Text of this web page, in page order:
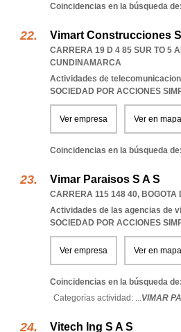
Coincidencias en la búsqueda de:
Vimart Construcciones
CARRERA 19 D 4 85 SUR TO 5
CUNDINAMARCA
Actividades de
SOCIEDAD POR ACCIONES
Ver empresa Ver en mapa
Coincidencias en la búsqueda de:
Vimar Paraisos S A S
CARRERA 115 148 40, BOGOTA
Actividades de las agencias de
SOCIEDAD POR ACCIONES
Ver empresa Ver en mapa
Coincidencias en la búsqueda de:
Categorías actividad: ...VIMAR
Vitech Ing S A S